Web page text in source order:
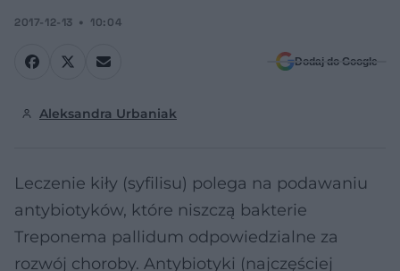
2017-12-13 10:04
Dodaj do Google
Aleksandra Urbaniak
Leczenie kiły (syfilisu) polega na podawaniu
antybiotyków, które niszczą bakterie
Treponema pallidum odpowiedzialne za
rozwój choroby. Antybiotyki (najczęściej